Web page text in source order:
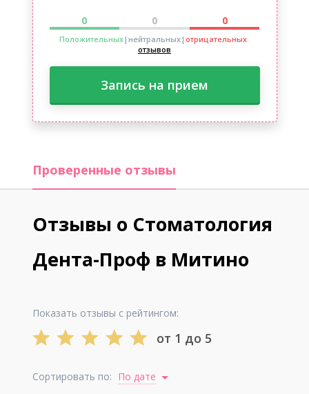
0 0 0
Положительных|нейтральных| отрицательных
отзывов
Запись на прием
Проверенные отзывы
Отзывы о Стоматология
Дента-Проф в Митино
Показать отзывы с рейтингом:
от 1 до 5
Сортировать по: По дате